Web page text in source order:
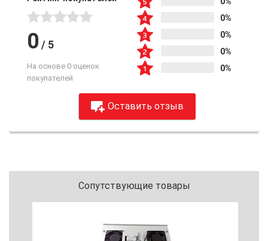
0 / 5
На основе 0 оценок
покупателей
0%
0%
0%
0%
Оставить отзыв
Сопутствующие товары